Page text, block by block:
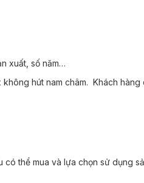
xuất, số năm…
hút nam châm. Khách hàng
thể mua và lựa chọn sử dụng